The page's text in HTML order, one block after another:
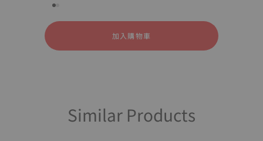
加入購物車
Similar Products